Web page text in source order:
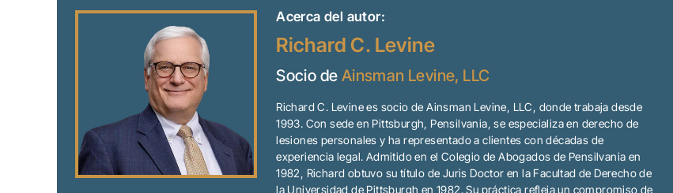
Acerca del autor:
Richard C. Levine
Socio de Ainsman Levine, LLC
Richard C. Levine es socio de Ainsman Levine, LLC, donde trabaja desde
1993. Con sede en Pittsburgh, Pensilvania, se especializa en derecho de
lesiones personales y ha representado a clientes con décadas de
experiencia legal. Admitido en el Colegio de Abogados de Pensilvania en
1982, Richard obtuvo su título de Juris Doctor en la Facultad de Derecho de
la Universidad de Pittsburgh en 1982. Su práctica refleja un compromiso de